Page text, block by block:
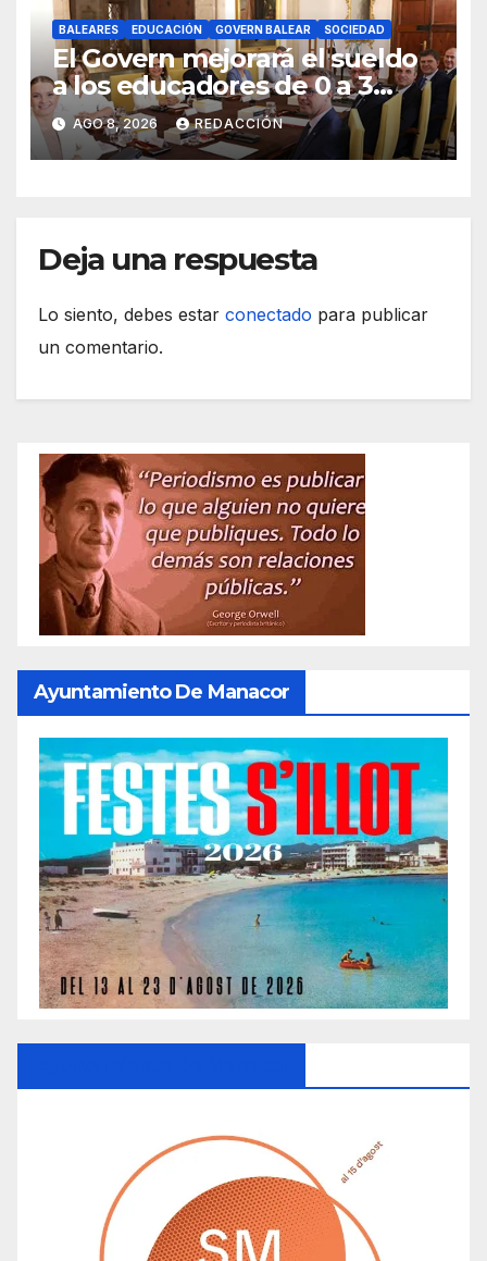
BALEARES EDUCACIÓN GOVERN BALEAR SOCIEDAD
El Govern mejorará el sueldo
a los educadores de 0 a 3
años y pagará sus nóminas
AGO 8, 2026 REDACCIÓN
Deja una respuesta
Lo siento, debes estar conectado para publicar
un comentario.
Ayuntamiento De Manacor